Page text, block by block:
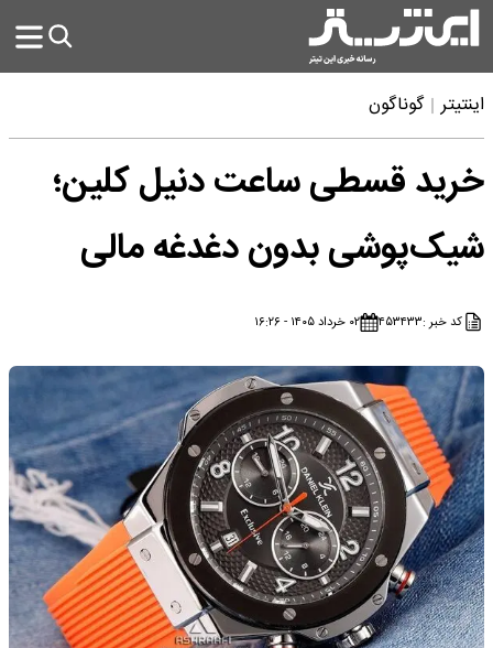
اینتیتر گوناگون
خرید قسطی ساعت دنیل کلین؛
شیک‌پوشی بدون دغدغه مالی
کد خبر :۴۵۳۴۳۳ ۰۲ خرداد ۱۴۰۵ - ۱۶:۲۶